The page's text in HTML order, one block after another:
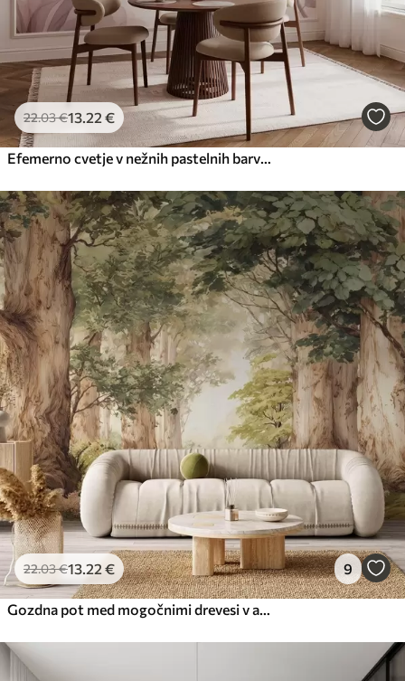
22.03€13.22 €
Efemerno cvetje v nežnih pastelnih barvah
22.03€13.22€ 9
Gozdna pot med mogočnimi drevesi v akvarelnem slogu